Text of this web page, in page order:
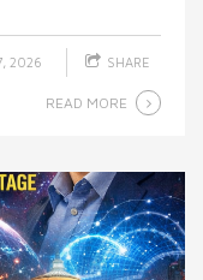
2026 SHARE
READ MORE